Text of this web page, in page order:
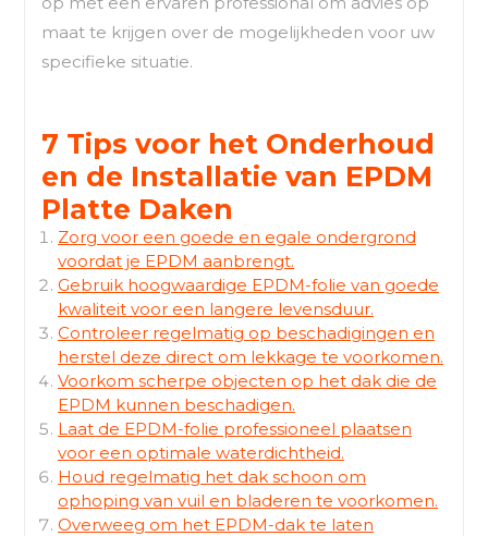
maat te krijgen over de mogelijkheden voor uw
specifieke situatie.
7 Tips voor het Onderhoud
en de Installatie van EPDM
Platte Daken
Zorg voor een goede en egale ondergrond
voordat je EPDM aanbrengt.
Gebruik hoogwaardige EPDM-folie van goede
kwaliteit voor een langere levensduur.
Controleer regelmatig op beschadigingen en
herstel deze direct om lekkage te voorkomen.
Voorkom scherpe objecten op het dak die de
EPDM kunnen beschadigen.
Laat de EPDM-folie professioneel plaatsen
voor een optimale waterdichtheid.
Houd regelmatig het dak schoon om
ophoping van vuil en bladeren te voorkomen.
Overweeg om het EPDM-dak te laten